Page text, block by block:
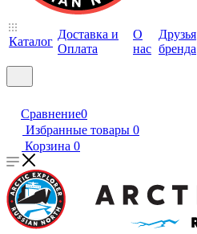
Каталог
Доставка и
Оплата
О
нас
Друзья
бренда
Сравнение0
Избранные товары 0
Корзина 0